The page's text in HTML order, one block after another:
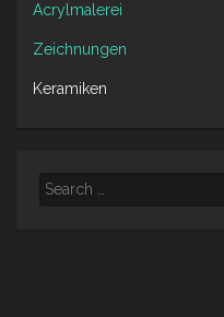
Acrylmalerei
Zeichnungen
Keramiken
Search